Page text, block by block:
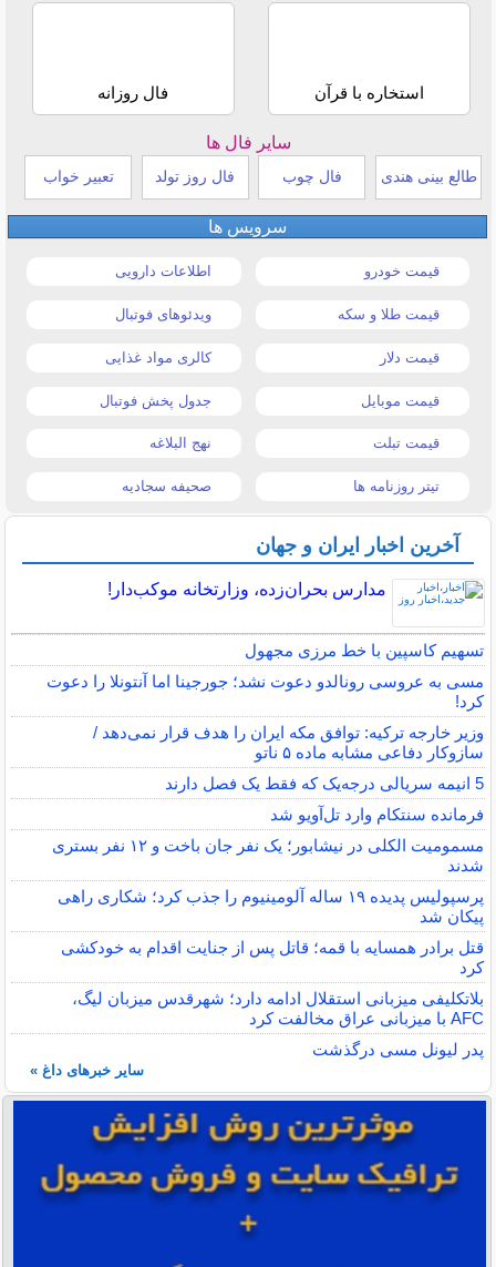
استخاره با قرآن فال روزانه
سایر فال ها
طالع بینی هندی فال چوب فال روز تولد تعبیر خواب
سرویس ها
قیمت خودرو اطلاعات دارویی
قیمت طلا و سکه ویدئوهای فوتبال
قیمت دلار کالری مواد غذایی
قیمت موبایل جدول پخش فوتبال
قیمت تبلت نهج البلاغه
تیتر روزنامه ها صحیفه سجادیه
آخرین اخبار ایران و جهان
مدارس بحران‌زده، وزارتخانه موکب‌دار!
تسهیم کاسپین با خط مرزی مجهول
مسی به عروسی رونالدو دعوت نشد؛ جورجینا اما آنتونلا را دعوت
کرد!
وزیر خارجه ترکیه: توافق مکه ایران را هدف قرار نمی‌دهد /
سازوکار دفاعی مشابه ماده ۵ ناتو
5 انیمه سریالی درجه‌یک که فقط یک فصل دارند
فرمانده سنتکام وارد تل‌آویو شد
مسمومیت الکلی در نیشابور؛ یک نفر جان باخت و ۱۲ نفر بستری
شدند
پرسپولیس پدیده ۱۹ ساله آلومینیوم را جذب کرد؛ شکاری راهی
پیکان شد
قتل برادر همسایه با قمه؛ قاتل پس از جنایت اقدام به خودکشی
کرد
بلاتکلیفی میزبانی استقلال ادامه دارد؛ شهرقدس میزبان لیگ،
AFC با میزبانی عراق مخالفت کرد
پدر لیونل مسی درگذشت
سایر خبرهای داغ »